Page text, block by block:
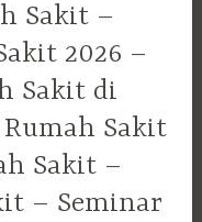
Sakit –
2026 –
Sakit di
Sakit
Sakit –
– Seminar